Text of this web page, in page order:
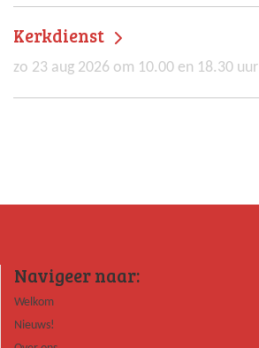
Kerkdienst
zo 23 aug 2026 om 10.00 en 18.30 uur
Navigeer naar:
Welkom
Nieuws!